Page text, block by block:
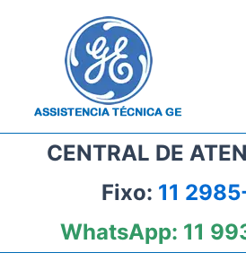
CENTRAL DE
Fixo: 11
WhatsApp: 11